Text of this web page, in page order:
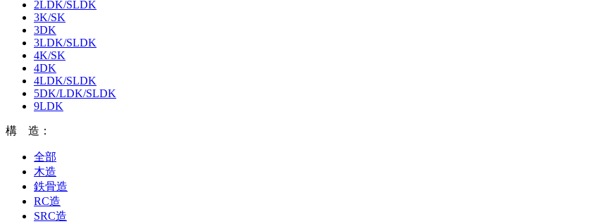
2LDK/SLDK
3K/SK
3DK
3LDK/SLDK
4K/SK
4DK
4LDK/SLDK
5DK/LDK/SLDK
9LDK
構 造：
全部
木造
鉄骨造
RC造
SRC造